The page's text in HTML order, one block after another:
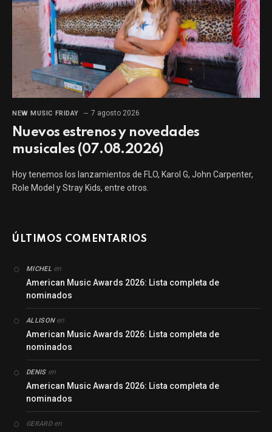
NEW MUSIC FRIDAY 7 agosto 2026
Nuevos estrenos y novedades
musicales (07.08.2026)
Hoy tenemos los lanzamientos de FLO, Karol G, John Carpenter,
Role Model y Stray Kids, entre otros.
ÚLTIMOS COMENTARIOS
MICHELen
American Music Awards 2026: Lista completa de
nominados
ALLISONen
American Music Awards 2026: Lista completa de
nominados
DENISen
American Music Awards 2026: Lista completa de
nominados
GERARDen